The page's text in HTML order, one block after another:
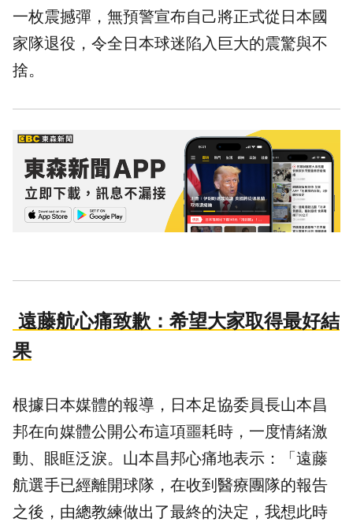
一枚震撼彈，無預警宣布自己將正式從日本國
家隊退役 ，令全日本球迷陷入巨大的震驚與不
捨。
遠藤航心痛致歉：希望大家取得最好結
果
根據日本媒體的報導，日本足協委員長山本昌
邦在向媒體公開公布這項噩耗時，一度情緒激
動、眼眶泛淚。山本昌邦心痛地表示：「遠藤
航選手已經離開球隊，在收到醫療團隊的報告
之後，由總教練做出了最終的決定，我想此時